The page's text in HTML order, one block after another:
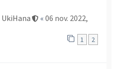
UkiHana « 06 nov. 2022,
1 2